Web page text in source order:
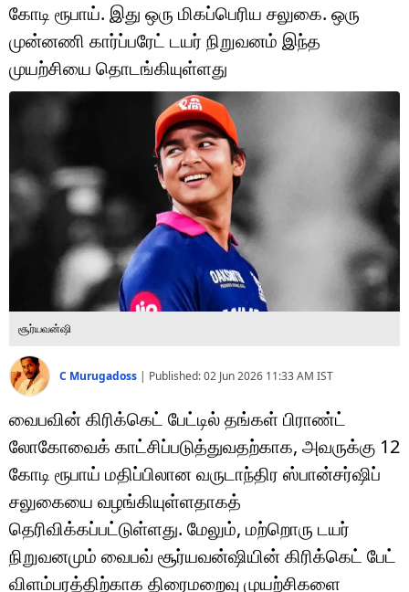
டெக்னாலஜி
ஆன்மீகம்
வைரல்
ஷார்ட் வீடியோஸ்
வலை கதைகள்
போட்டோ கேலரி
கோடி ரூபாய். இது ஒரு மிகப்பெரிய சலுகை. ஒரு
முன்னணி கார்ப்பரேட் டயர் நிறுவனம் இந்த
முயற்சியை தொடங்கியுள்ளது
சூர்யவன்ஷி
C Murugadoss | Published:02 Jun 2026 11:33 AM IST
வைபவின் கிரிக்கெட் பேட்டில் தங்கள் பிராண்ட்
லோகோவைக் காட்சிப்படுத்துவதற்காக, அவருக்கு 12
கோடி ரூபாய் மதிப்பிலான வருடாந்திர ஸ்பான்சர்ஷிப்
சலுகையை வழங்கியுள்ளதாகத்
தெரிவிக்கப்பட்டுள்ளது. மேலும், மற்றொரு டயர்
நிறுவனமும் வைபவ் சூர்யவன்ஷியின் கிரிக்கெட் பேட்
விளம்பரத்திற்காக திரைமறைவு முயற்சிகளை